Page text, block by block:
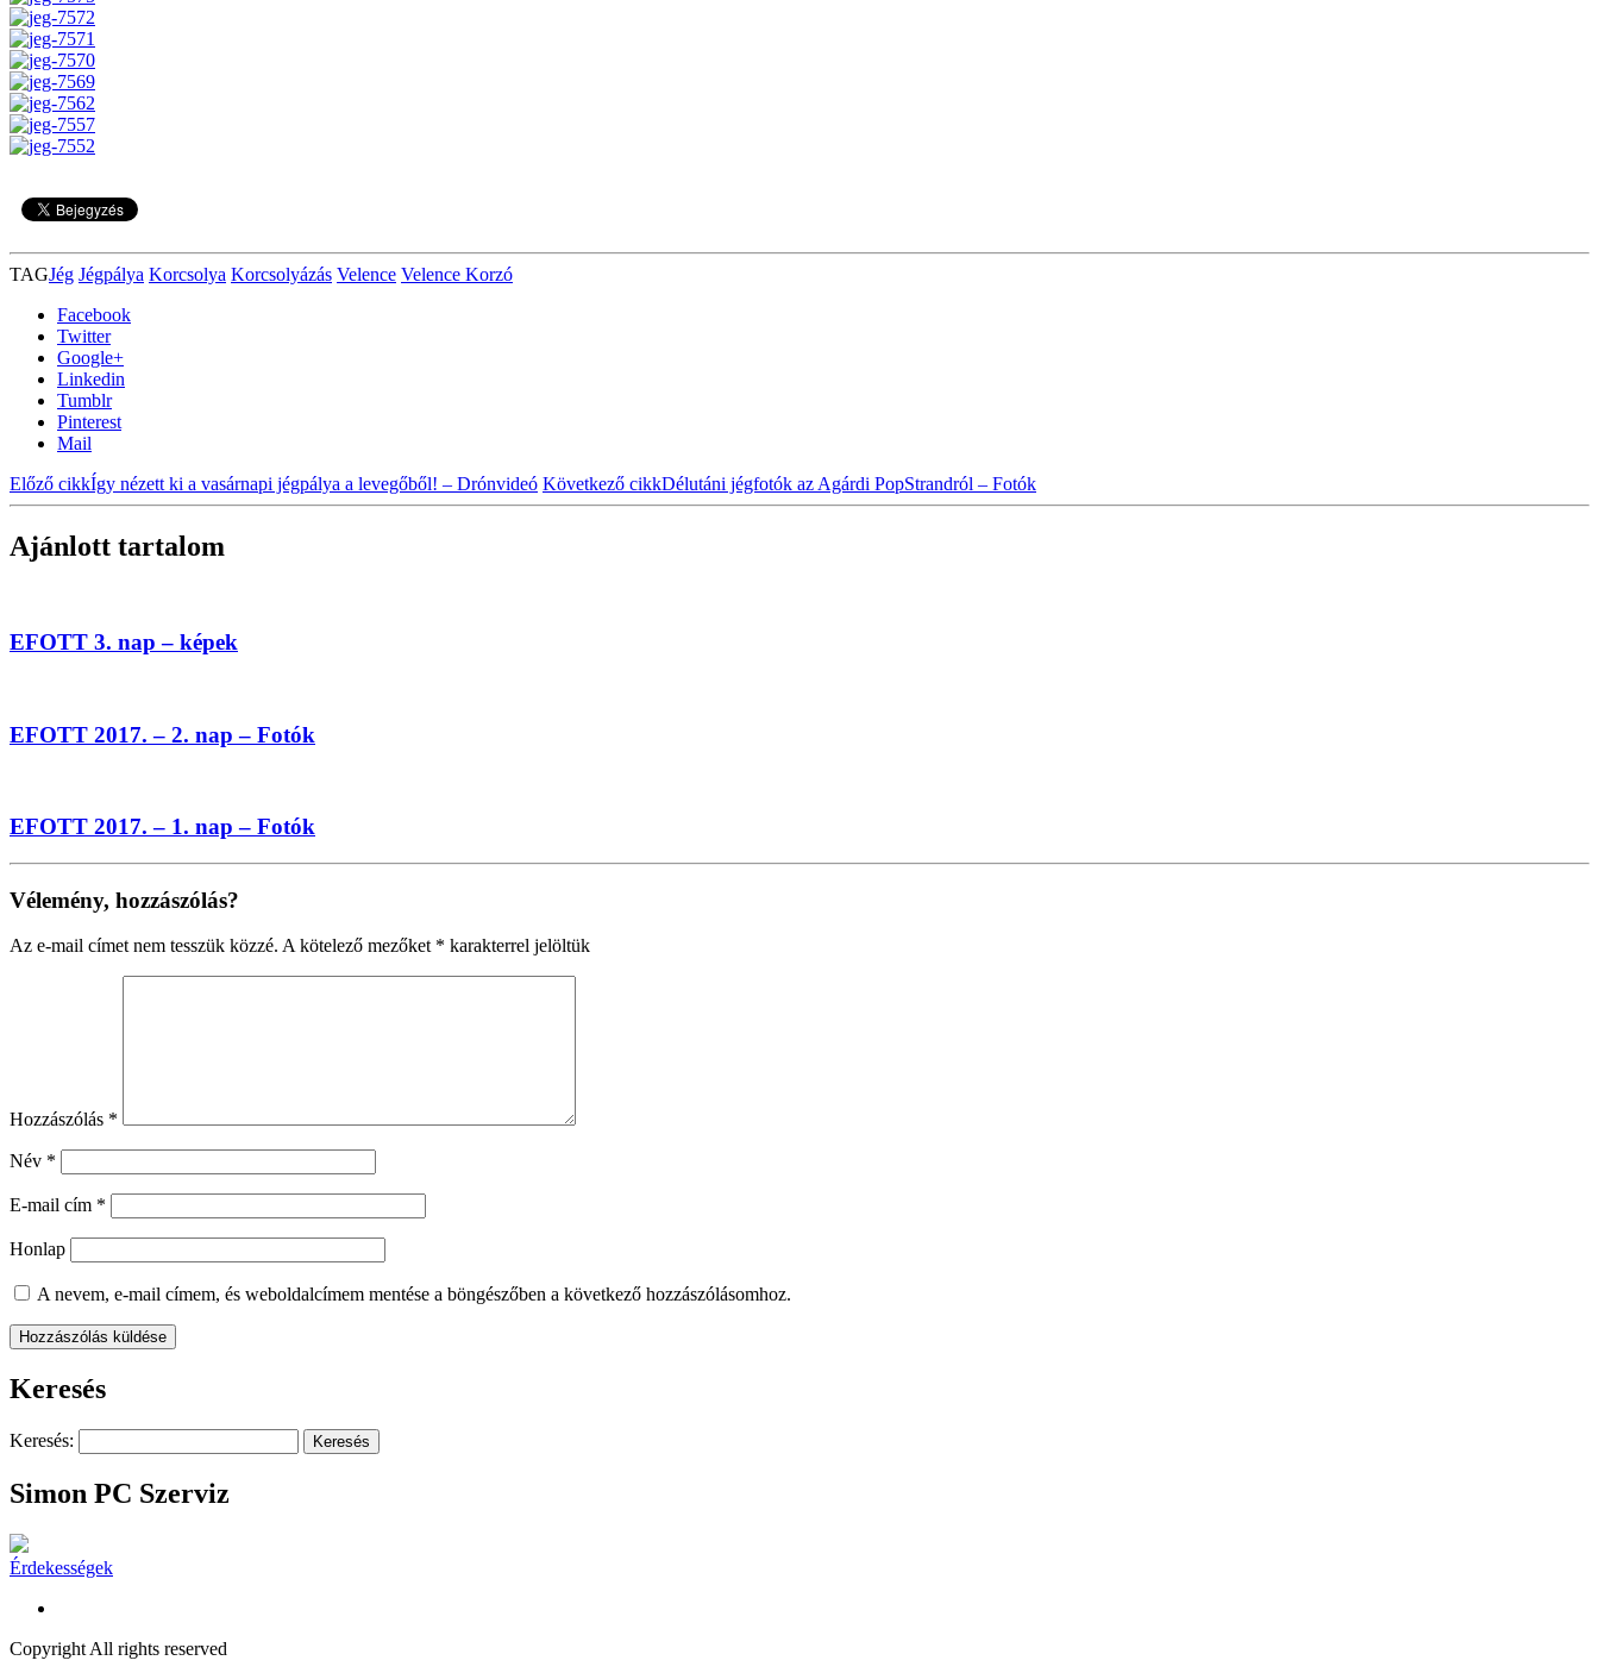
TAGJég Jégpálya Korcsolya Korcsolyázás Velence Velence Korzó
Facebook
Twitter
Google+
Linkedin
Tumblr
Pinterest
Mail
Előző cikkÍgy nézett ki a vasárnapi jégpálya a levegőből! – Drónvideó Következő cikkDélutáni jégfotók az Agárdi PopStrandról – Fotók
Ajánlott tartalom
EFOTT 3. nap – képek
EFOTT 2017. – 2. nap – Fotók
EFOTT 2017. – 1. nap – Fotók
Vélemény, hozzászólás?
Az e-mail címet nem tesszük közzé. A kötelező mezőket * karakterrel jelöltük
Hozzászólás *
Név *
E-mail cím *
Honlap
A nevem, e-mail címem, és weboldalcímem mentése a böngészőben a következő hozzászólásomhoz.
Keresés
Keresés:
Simon PC Szerviz
Érdekességek
Copyright All rights reserved